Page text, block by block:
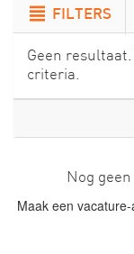
FILTERS
Geen
criteria.
Nog
Maak een